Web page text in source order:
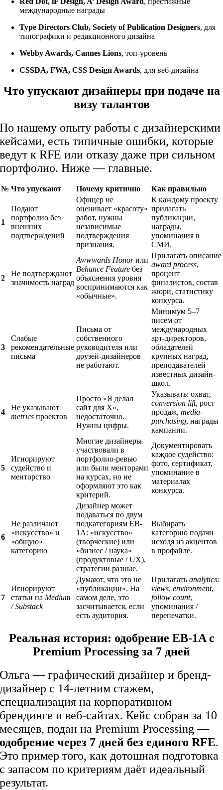
международные награды
Type Directors Club, Society of Publication Designers, для
типографики и редакционного дизайна
Webby Awards, Cannes Lions, топ-уровень
CSSDA, FWA, CSS Design Awards, для веб-дизайна
Что упускают дизайнеры при подаче на
визу талантов
По нашему опыту работы с дизайнерскими
кейсами, есть типичные ошибки, которые
ведут к RFE или отказу даже при сильном
портфолио. Ниже — главные.
№ Что упускают Почему критично Как правильно
1
Подают
портфолио без
внешних
подтверждений
Офицер не
оценивает «красоту»
работ, нужны
независимые
подтверждения
признания.
К каждому проекту
прилагать
публикации,
награды,
упоминания в
СМИ.
2
Не подтверждают
значимость наград
Awwwards Honorили
Behance Feature без
объяснения уровня
воспринимаются как
«обычные».
Прилагать описание
award process,
процент
финалистов, состав
жюри, статистику
конкурса.
3
Слабые
рекомендательные
письма
Письма от
собственного
руководителя или
друзей-дизайнеров
не работают.
Минимум 5–7
писем от
международных
арт-директоров,
обладателей
крупных наград,
преподавателей
известных дизайн-
школ.
4
Не указывают
metrics проектов
Просто «Я делал
сайт для X»,
недостаточно.
Нужны цифры.
Указывать: охват,
conversion lift, рост
продаж,media-
purchasing, награды
кампании.
5
Игнорируют
судейство и
менторство
Многие дизайнеры
участвовали в
портфолио-ревью
или были менторами
на курсах, но не
оформляют это как
критерий.
Документировать
каждое судейство:
фото, сертификат,
упоминание в
материалах
конкурса.
6
Не различают
«искусство» и
«общую»
категорию
Дизайнер может
подаваться по двум
подкатегориям EB-
1A: «искусство»
(творческие) или
«бизнес / наука»
(продуктовые / UX),
стратегии разные.
Выбирать
категорию подачи
исходя из акцентов
в профайле.
7
Игнорируют
статьи на Medium
/ Substack
Думают, что это не
«публикации». На
самом деле, это
засчитывается, если
есть аудитория.
Прилагатьanalytics:
views,environment,
follow count,
упоминания /
перепечатки.
Реальная история: одобрение EB-1A с
Premium Processing за 7 дней
Ольга — графический дизайнер и бренд-
дизайнер с 14-летним стажем,
специализация на корпоративном
брендинге и веб-сайтах. Кейс собран за 10
месяцев, подан на Premium Processing —
одобрение через 7 дней без единого RFE.
Это пример того, как дотошная подготовка
с запасом по критериям даёт идеальный
результат.